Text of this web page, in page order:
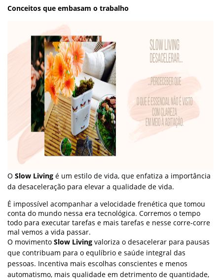
Conceitos que embasam o trabalho
O Slow Living é um estilo de vida, que enfatiza a importância
da desaceleração para elevar a qualidade de vida.
É impossível acompanhar a velocidade frenética que tomou
conta do mundo nessa era tecnológica. Corremos o tempo
todo para executar tarefas e mais tarefas e nesse corre-corre
mal vemos a vida passar.
O movimento Slow Living valoriza o desacelerar para pausas
que contribuam para o equlíbrio e saúde integral das
pessoas. Incentiva mais escolhas conscientes e menos
automatismo, mais qualidade em detrimento de quantidade,